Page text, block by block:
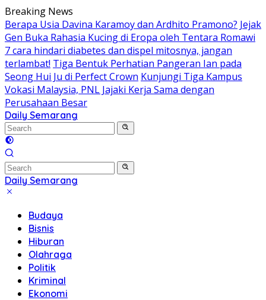
Skip
to
content
Breaking News
Berapa Usia Davina Karamoy dan Ardhito Pramono? Jejak
Gen Buka Rahasia Kucing di Eropa oleh Tentara Romawi
7 cara hindari diabetes dan dispel mitosnya, jangan
terlambat! Tiga Bentuk Perhatian Pangeran Ian pada
Seong Hui Ju di Perfect Crown Kunjungi Tiga Kampus
Vokasi Malaysia, PNL Jajaki Kerja Sama dengan
Perusahaan Besar
Daily Semarang
"Semarang
Hari
Ini:
Informasi
Terkini
untuk
Daily Semarang
"Semarang
Informasi
Terkini
untuk
Anda"
Budaya
Bisnis
Hiburan
Olahraga
Politik
Kriminal
Ekonomi